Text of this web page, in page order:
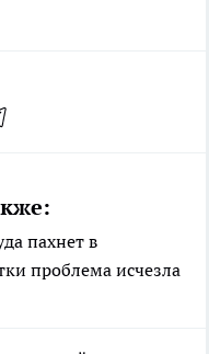
пахнет в
проблема исчезла